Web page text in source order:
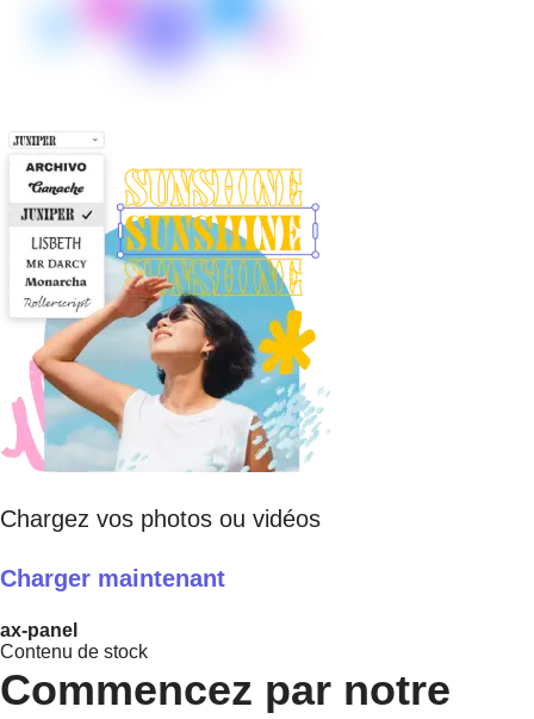
Chargez vos photos ou vidéos
Charger maintenant
ax-panel
Contenu de stock
Commencez par notre